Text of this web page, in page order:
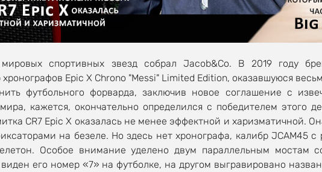
спортивных звезд собрал Jacob&Co. В 2019 году
Epic X Chrono "Messi" Limited Edition, оказавшуюся
футбольного форварда, заключив новое соглашение с
кажется, окончательно определился с победителем
CR7 Epic X оказалась не менее эффектной и харизматичной.
на безеле. Но здесь нет хронографа, калибр JCAM45
Особое внимание уделено двум параллельным
его номер «7» на футболке, на другом выгравировано